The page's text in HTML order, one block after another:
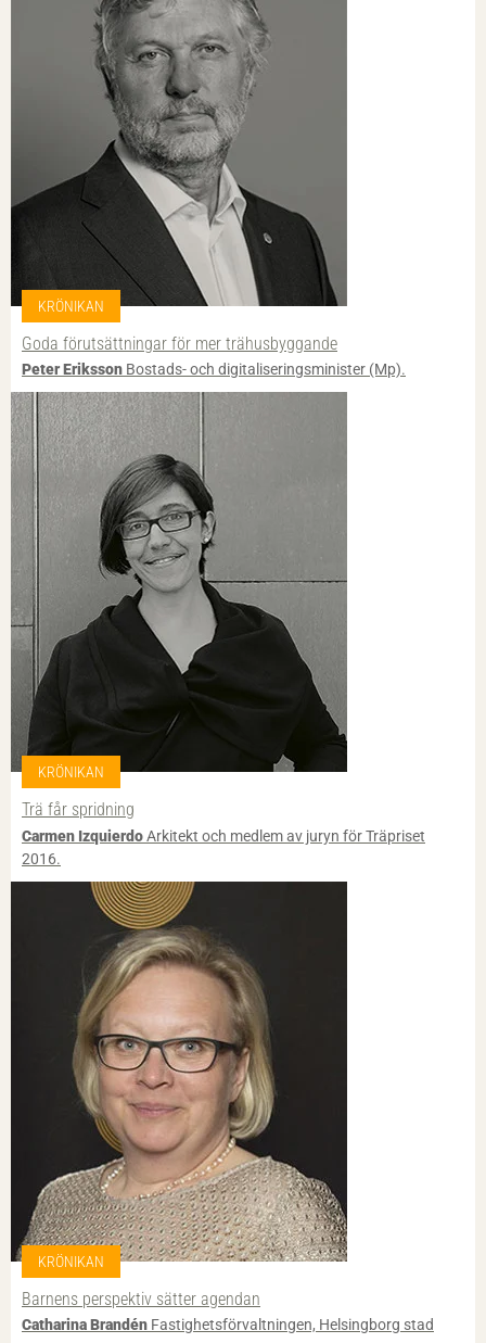
KRÖNIKAN
Goda förutsättningar för mer trähusbyggande
Peter Eriksson Bostads- och digitaliseringsminister (Mp).
KRÖNIKAN
Trä får spridning
Carmen IzquierdoArkitekt och medlem av juryn för Träpriset
2016.
KRÖNIKAN
Barnens perspektiv sätter agendan
Catharina Brandén Fastighetsförvaltningen, Helsingborg stad